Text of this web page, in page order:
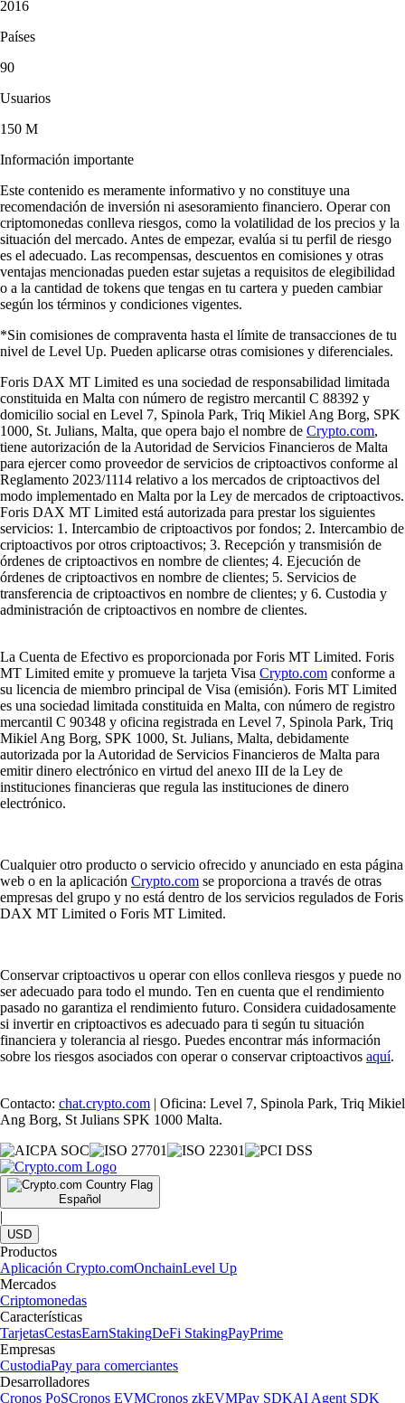
2016
Países
90
Usuarios
150 M
Información importante
Este contenido es meramente informativo y no constituye una
recomendación de inversión ni asesoramiento financiero. Operar con
criptomonedas conlleva riesgos, como la volatilidad de los precios y la
situación del mercado. Antes de empezar, evalúa si tu perfil de riesgo
es el adecuado. Las recompensas, descuentos en comisiones y otras
ventajas mencionadas pueden estar sujetas a requisitos de elegibilidad
o a la cantidad de tokens que tengas en tu cartera y pueden cambiar
según los términos y condiciones vigentes.
*Sin comisiones de compraventa hasta el límite de transacciones de tu
nivel de Level Up. Pueden aplicarse otras comisiones y diferenciales.
Foris DAX MT Limited es una sociedad de responsabilidad limitada
constituida en Malta con número de registro mercantil C 88392 y
domicilio social en Level 7, Spinola Park, Triq Mikiel Ang Borg, SPK
1000, St. Julians, Malta, que opera bajo el nombre de Crypto.com,
tiene autorización de la Autoridad de Servicios Financieros de Malta
para ejercer como proveedor de servicios de criptoactivos conforme al
Reglamento 2023/1114 relativo a los mercados de criptoactivos del
modo implementado en Malta por la Ley de mercados de criptoactivos.
Foris DAX MT Limited está autorizada para prestar los siguientes
servicios: 1. Intercambio de criptoactivos por fondos; 2. Intercambio de
criptoactivos por otros criptoactivos; 3. Recepción y transmisión de
órdenes de criptoactivos en nombre de clientes; 4. Ejecución de
órdenes de criptoactivos en nombre de clientes; 5. Servicios de
transferencia de criptoactivos en nombre de clientes; y 6. Custodia y
administración de criptoactivos en nombre de clientes.
La Cuenta de Efectivo es proporcionada por Foris MT Limited. Foris
MT Limited emite y promueve la tarjeta Visa Crypto.com conforme a
su licencia de miembro principal de Visa (emisión). Foris MT Limited
es una sociedad limitada constituida en Malta, con número de registro
mercantil C 90348 y oficina registrada en Level 7, Spinola Park, Triq
Mikiel Ang Borg, SPK 1000, St. Julians, Malta, debidamente
autorizada por la Autoridad de Servicios Financieros de Malta para
emitir dinero electrónico en virtud del anexo III de la Ley de
instituciones financieras que regula las instituciones de dinero
electrónico.
Cualquier otro producto o servicio ofrecido y anunciado en esta página
web o en la aplicación Crypto.com se proporciona a través de otras
empresas del grupo y no está dentro de los servicios regulados de Foris
DAX MT Limited o Foris MT Limited.
Conservar criptoactivos u operar con ellos conlleva riesgos y puede no
ser adecuado para todo el mundo. Ten en cuenta que el rendimiento
pasado no garantiza el rendimiento futuro. Considera cuidadosamente
si invertir en criptoactivos es adecuado para ti según tu situación
financiera y tolerancia al riesgo. Puedes encontrar más información
sobre los riesgos asociados con operar o conservar criptoactivos aquí.
Contacto: chat.crypto.com | Oficina: Level 7, Spinola Park, Triq Mikiel
Ang Borg, St Julians SPK 1000 Malta.
Español
|
USD
Productos
Aplicación Crypto.comOnchainLevel Up
Mercados
Criptomonedas
Características
TarjetasCestasEarnStakingDeFi StakingPayPrime
Empresas
CustodiaPay para comerciantes
Desarrolladores
Cronos PoSCronos EVMCronos zkEVMPay SDKAI Agent SDK